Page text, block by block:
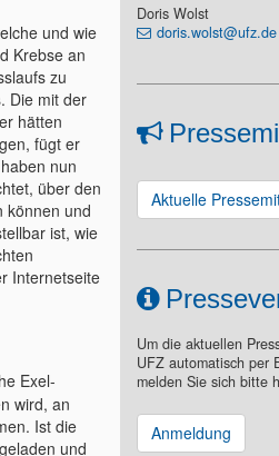
und wie
Krebse an
zu
Die mit der
hätten
fügt er
nun
über den
können und
ist, wie
Internetseite
Exel-
wird, an
Ist die
und
Doris Wolst
doris.wolst@ufz.de
Aktuelle
Um die aktuellen
UFZ automatisch per
melden Sie sich bitte
Anmeldung